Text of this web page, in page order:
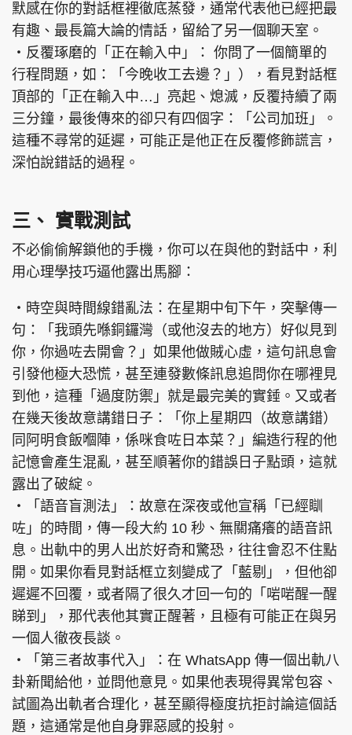
默感在你的對話框裡徹底蒸發，通常代表他已經把最
有趣、最長篇大論的情話，留給了另一個聊天室。
‧反覆琢磨的「正在輸入中」： 你問了一個簡單的
行程問題，如：「今晚收工去邊？」），看見對話框
頂部的「正在輸入中…」亮起、熄滅，反覆持續了兩
三分鐘，最後傳來的卻只有四個字：「公司加班」。
這種不尋常的延遲，可能正是他正在反覆修飾謊言，
深怕說錯話的過程。
三、 實戰測試
不必偷偷解鎖他的手機，你可以在與他的對話中，利
用心理學技巧逼他露出馬腳：
‧時空與時間線錯亂法：在星期中旬下午，突擊傳一
句：「我頭先喺銅鑼灣（或他沒去的地方）好似見到
你，你過咗去開會？」如果他做賊心虛，這句訊息會
引發他極大恐慌，甚至連發數條訊息追問你在哪裡見
到他，這種「過度防禦」就是最完美的實錘。又或者
在幾天後故意講錯日子：「你上星期四（故意講錯）
同阿明食飯嗰陣，係咪食咗日本菜？」編造行程的他
記憶會產生混亂，甚至順著你的錯誤日子點頭，這就
露出了破綻。
‧「語音盲測法」：故意在深夜或他宣稱「已經瞓
咗」的時間，傳一段大約 10 秒、無關痛癢的語音訊
息。出軌中的男人出於好奇和驚恐，往往會忍不住點
開。如果你看見對話框立刻變成了「藍剔」，但他卻
遲遲不回覆，或者隔了很久才回一句的「啱啱醒一醒
睇到」，那代表他其實正醒著，且極有可能正在與另
一個人徹夜長談。
‧「第三者故事代入」：在 WhatsApp 傳一個出軌八
卦新聞給他，並問他意見。如果他表現得異常包容、
試圖為出軌者合理化，甚至顯得極度抗拒討論這個話
題，這通常是他自身罪惡感的投射。